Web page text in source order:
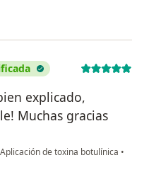
explicado,
Muchas gracias
Aplicación de toxina botulínica •